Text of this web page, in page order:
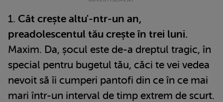
1. Cât crește altu'-ntr-un an,
preadolescentul tău crește în trei luni.
Maxim. Da, șocul este de-a dreptul tragic, în
special pentru bugetul tău, căci te vei vedea
nevoit să îi cumperi pantofi din ce în ce mai
mari într-un interval de timp extrem de scurt.